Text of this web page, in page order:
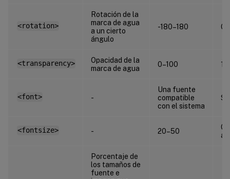
<rotation>
Rotación de la
marca de agua
a un cierto
ángulo
-180–180 0
<transparency>
Opacidad de la
marca de agua
0–100 17
<font> -
Una fuente
compatible
con el sistema
<fontsize> - 20–50
0
Porcentaje de
los tamaños de
fuente e